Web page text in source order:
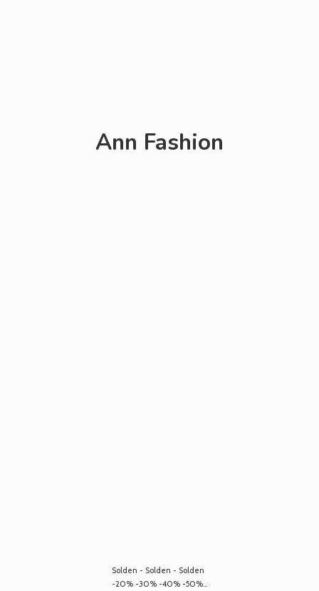
Ann Fashion
Solden - Solden - Solden
-20% -30% -40% -50%...